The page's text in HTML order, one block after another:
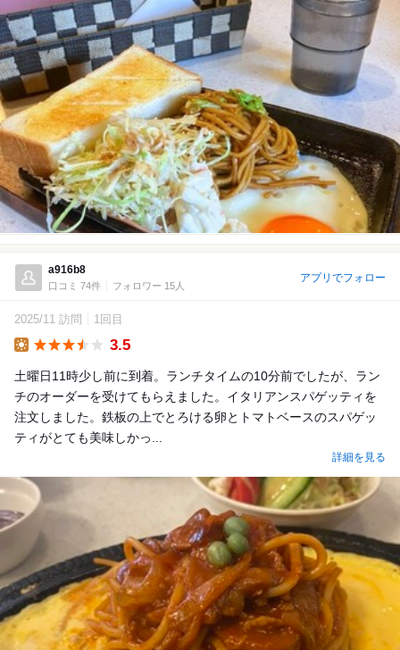
a916b8
口コミ 74件 フォロワー 15人
アプリでフォロー
2025/11 訪問 1回目
3.5
土曜日11時少し前に到着。ランチタイムの10分前でしたが、ラン
チのオーダーを受けてもらえました。イタリアンスパゲッティを
注文しました。鉄板の上でとろける卵とトマトベースのスパゲッ
ティがとても美味しかっ...
詳細を見る